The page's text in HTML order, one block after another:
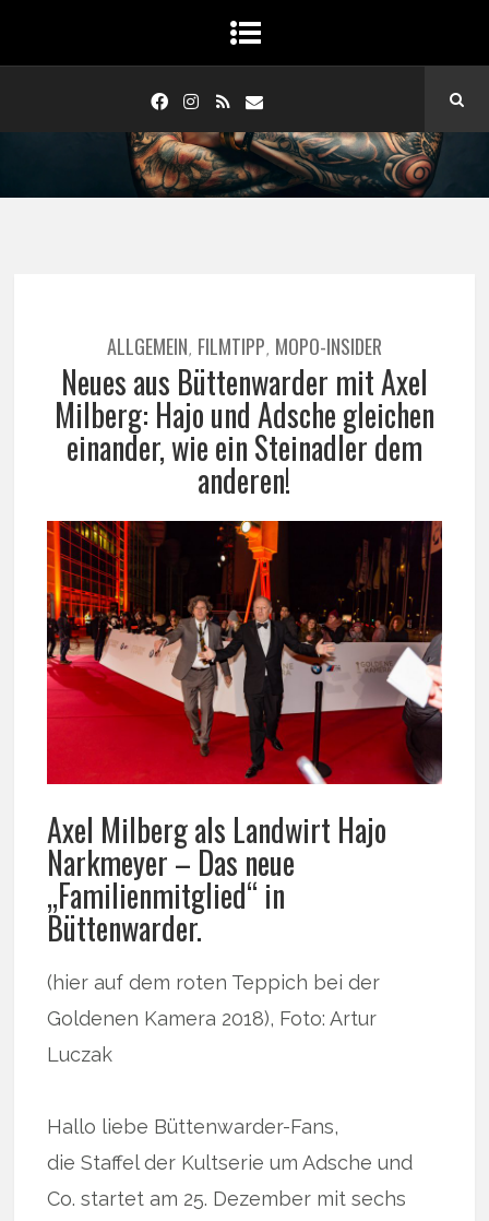
ALLGEMEIN, FILMTIPP, MOPO-INSIDER
Neues aus Büttenwarder mit Axel
Milberg: Hajo und Adsche gleichen
einander, wie ein Steinadler dem
anderen!
Axel Milberg als Landwirt Hajo
Narkmeyer – Das neue
„Familienmitglied“ in
Büttenwarder.
(hier auf dem roten Teppich bei der
Goldenen Kamera 2018), Foto: Artur
Luczak
Hallo liebe Büttenwarder-Fans,
die Staffel der Kultserie um Adsche und
Co. startet am 25. Dezember mit sechs